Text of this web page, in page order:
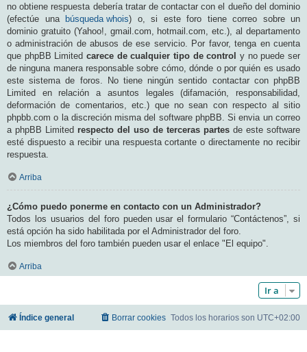
no obtiene respuesta debería tratar de contactar con el dueño del dominio
(efectúe una
búsqueda whois) o, si este foro tiene correo sobre un
dominio gratuito (Yahoo!, gmail.com, hotmail.com, etc.), al departamento
o administración de abusos de ese servicio. Por favor, tenga en cuenta
que phpBB Limited carece de cualquier tipo de control y no puede ser
de ninguna manera responsable sobre cómo, dónde o por quién es usado
este sistema de foros. No tiene ningún sentido contactar con phpBB
Limited en relación a asuntos legales (difamación, responsabilidad,
deformación de comentarios, etc.) que no sean con respecto al sitio
phpbb.com o la discreción misma del software phpBB. Si envia un correo
a phpBB Limited respecto del uso de terceras partes de este software
esté dispuesto a recibir una respuesta cortante o directamente no recibir
respuesta.
Arriba
¿Cómo puedo ponerme en contacto con un Administrador?
Todos los usuarios del foro pueden usar el formulario “Contáctenos”, si
está opción ha sido habilitada por el Administrador del foro.
Los miembros del foro también pueden usar el enlace "El equipo".
Arriba
Ir a
Índice general Todos los horarios son UTC+02:00
Borrar cookies